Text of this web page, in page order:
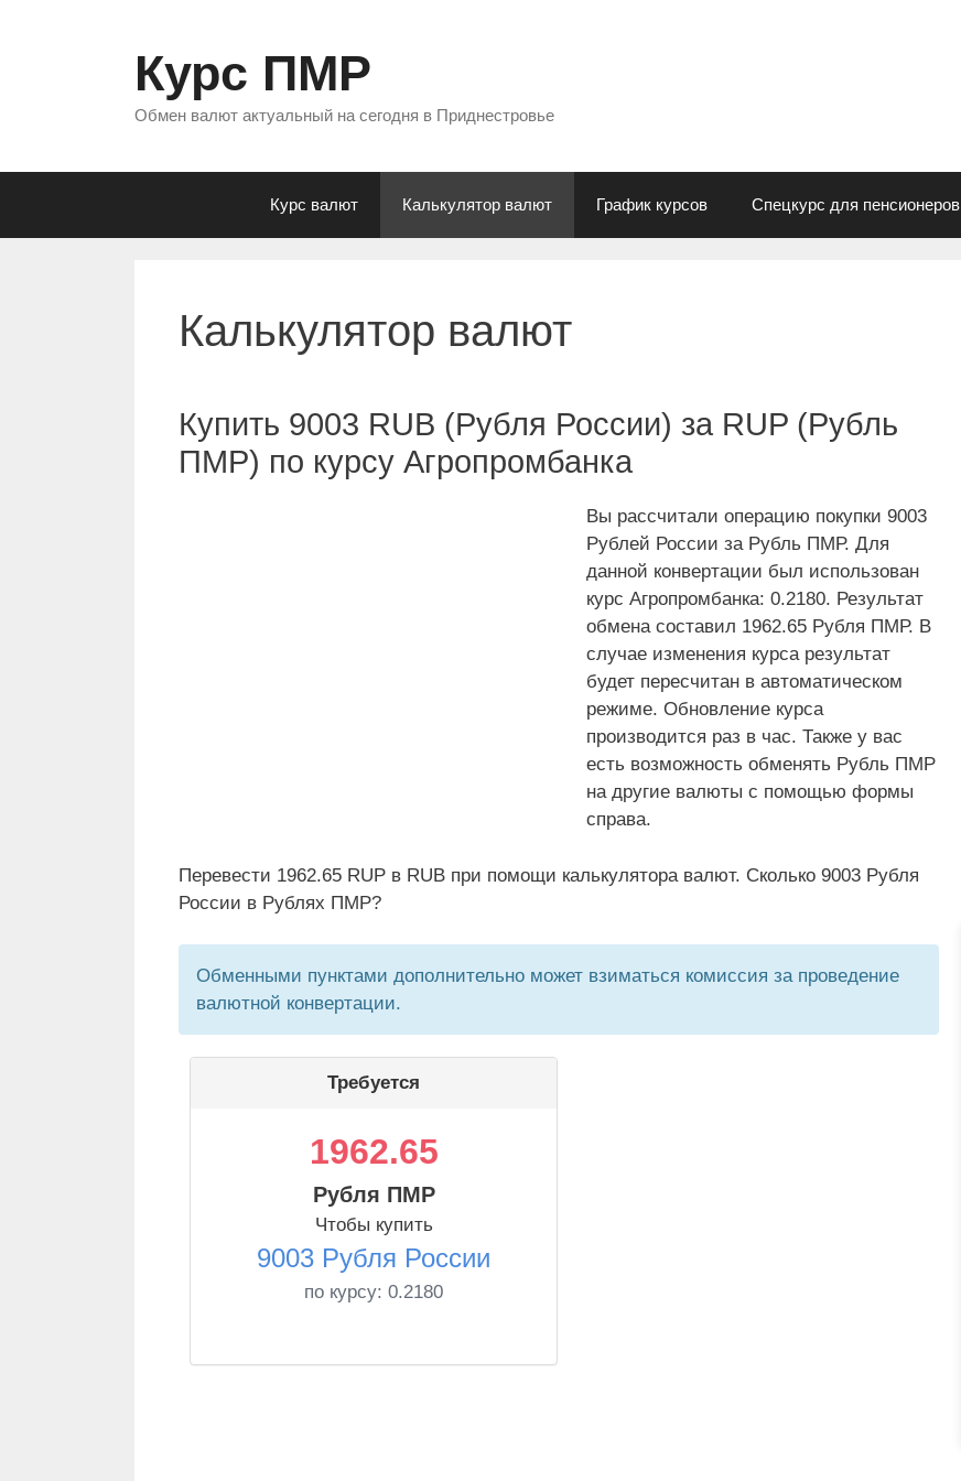
Курс ПМР
Обмен валют актуальный на сегодня в Приднестровье
Курс валют Калькулятор валют График курсов Спецкурс для пенсионеров
Калькулятор валют
Купить 9003 RUB (Рубля России) за RUP (Рубль
ПМР) по курсу Агропромбанка
Вы рассчитали операцию покупки 9003
Рублей России за Рубль ПМР. Для
данной конвертации был использован
курс Агропромбанка: 0.2180. Результат
обмена составил 1962.65 Рубля ПМР. В
случае изменения курса результат
будет пересчитан в автоматическом
режиме. Обновление курса
производится раз в час. Также у вас
есть возможность обменять Рубль ПМР
на другие валюты с помощью формы
справа.
Перевести 1962.65 RUP в RUB при помощи калькулятора валют. Сколько 9003 Рубля
России в Рублях ПМР?
Обменными пунктами дополнительно может взиматься комиссия за проведение
валютной конвертации.
Требуется
1962.65
Рубля ПМР
Чтобы купить
9003 Рубля России
по курсу: 0.2180